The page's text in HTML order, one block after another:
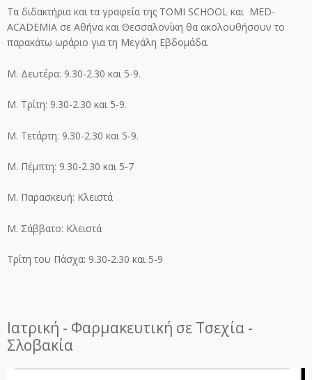
Τα διδακτήρια και τα γραφεία της TOMI SCHOOL και MED-
ACADEMIA σε Αθήνα και Θεσσαλονίκη θα ακολουθήσουν το
παρακάτω ωράριο για τη Μεγάλη Εβδομάδα.
Μ. Δευτέρα: 9.30-2.30 και 5-9.
Μ. Τρίτη: 9.30-2.30 και 5-9.
Μ. Τετάρτη: 9.30-2.30 και 5-9.
Μ. Πέμπτη: 9.30-2.30 και 5-7
Μ. Παρασκευή: Κλειστά
Μ. Σάββατο: Κλειστά
Τρίτη του Πάσχα: 9.30-2.30 και 5-9
Ιατρική - Φαρμακευτική σε Τσεχία -
Σλοβακία